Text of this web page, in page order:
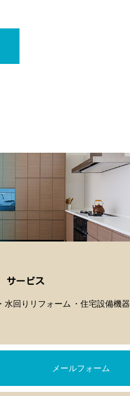
サービス
水回りリフォーム 住宅設備機器
メールフォーム